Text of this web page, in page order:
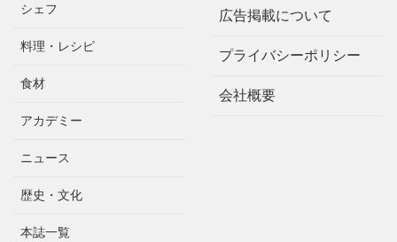
シェフ
料理・レシピ
食材
アカデミー
ニュース
歴史・文化
本誌一覧
広告掲載について
プライバシーポリシー
会社概要